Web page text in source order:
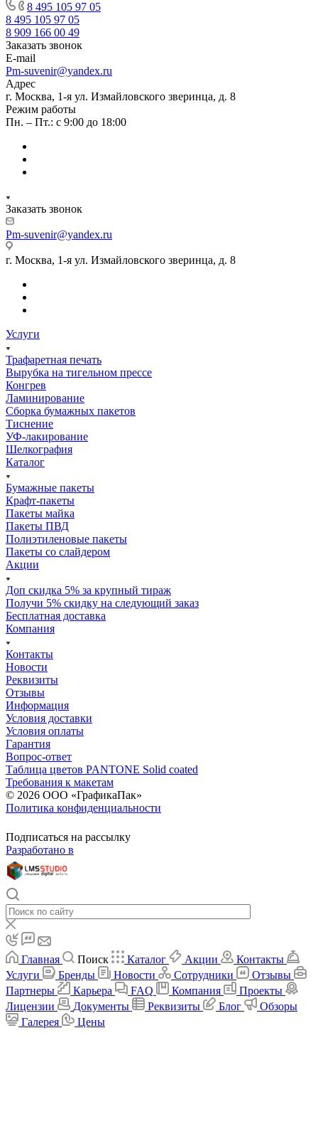
8 495 105 97 05
8 495 105 97 05
8 909 166 00 49
Заказать звонок
E-mail
Pm-suvenir@yandex.ru
Адрес
г. Москва, 1-я ул. Измайловского зверинца, д. 8
Режим работы
Пн. – Пт.: с 9:00 до 18:00
Заказать звонок
Pm-suvenir@yandex.ru
г. Москва, 1-я ул. Измайловского зверинца, д. 8
Услуги
Трафаретная печать
Вырубка на тигельном прессе
Конгрев
Ламинирование
Сборка бумажных пакетов
Тиснение
УФ-лакирование
Шелкография
Каталог
Бумажные пакеты
Крафт-пакеты
Пакеты майка
Пакеты ПВД
Полиэтиленовые пакеты
Пакеты со слайдером
Акции
Доп скидка 5% за крупный тираж
Получи 5% скидку на следующий заказ
Бесплатная доставка
Компания
Контакты
Новости
Реквизиты
Отзывы
Информация
Условия доставки
Условия оплаты
Гарантия
Вопрос-ответ
Таблица цветов PANTONE Solid coated
Требования к макетам
© 2026 ООО «ГрафикаПак»
Политика конфиденциальности
Подписаться на рассылку
Разработано в
Главная Поиск Каталог Акции
Контакты
Услуги
Бренды Новости Сотрудники
Отзывы
Партнеры
Карьера FAQ Компания
Проекты
Лицензии
Документы Реквизиты Блог
Обзоры
Галерея
Цены